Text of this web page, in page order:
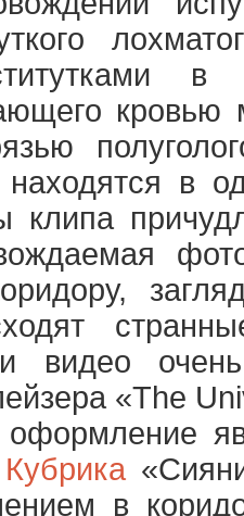
в
кровью
в
клипа
видео
«The
в